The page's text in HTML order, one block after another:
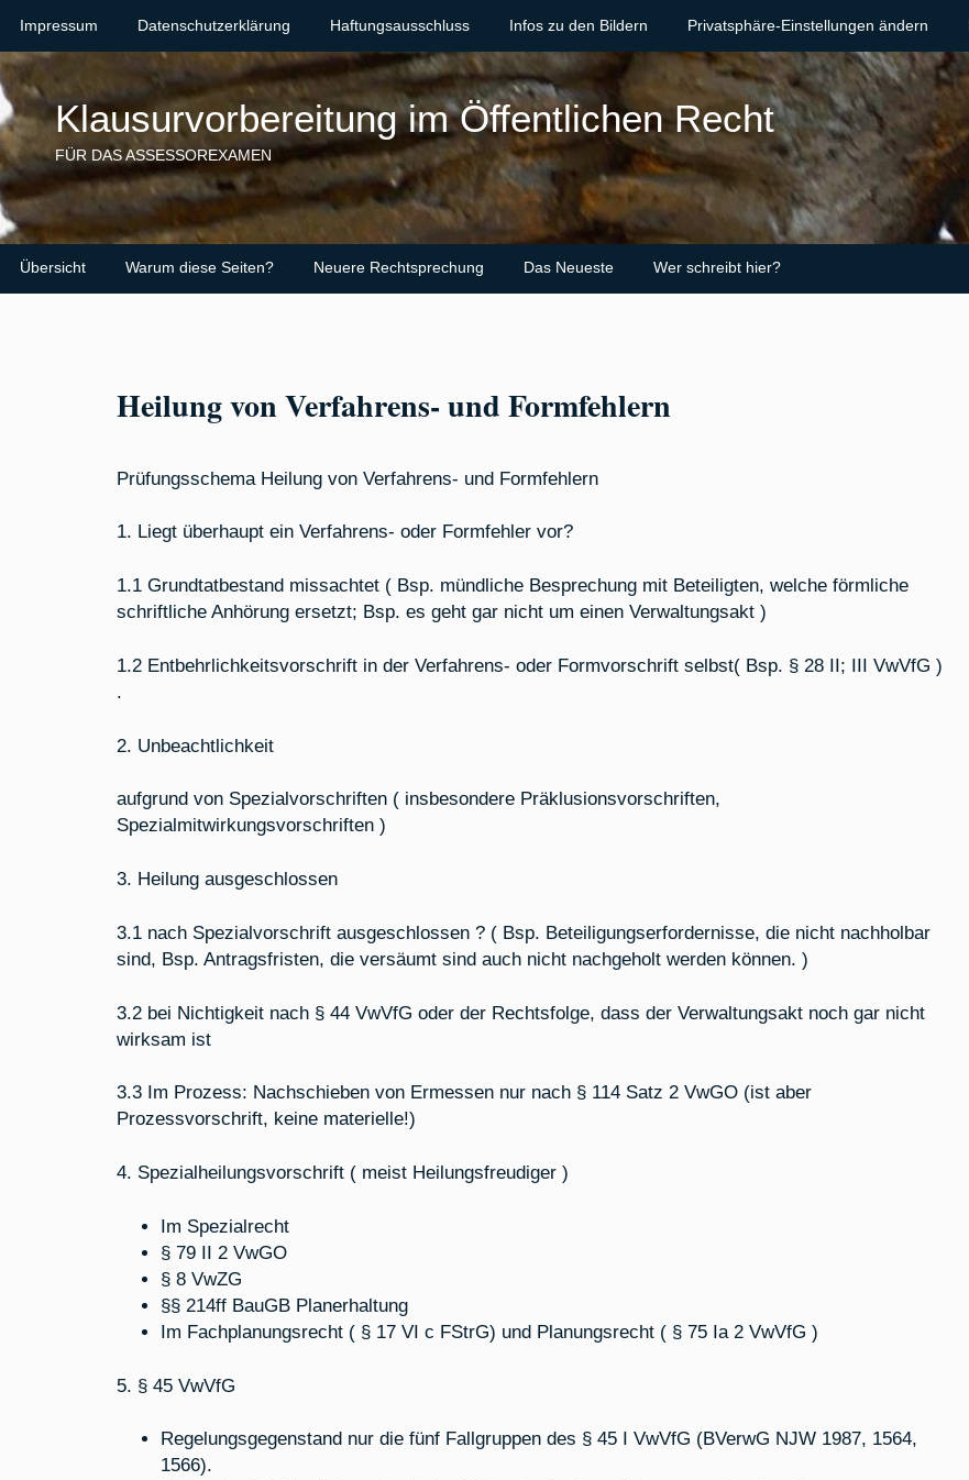
content
Impressum Datenschutzerklärung Haftungsausschluss Infos zu den Bildern Privatsphäre-Einstellungen ändern
Klausurvorbereitung im Öffentlichen Recht
FÜR DAS ASSESSOREXAMEN
Übersicht Warum diese Seiten? Neuere Rechtsprechung Das Neueste Wer schreibt hier?
Heilung von Verfahrens- und Formfehlern
Prüfungsschema Heilung von Verfahrens- und Formfehlern
1. Liegt überhaupt ein Verfahrens- oder Formfehler vor?
1.1 Grundtatbestand missachtet ( Bsp. mündliche Besprechung mit Beteiligten, welche förmliche
schriftliche Anhörung ersetzt; Bsp. es geht gar nicht um einen Verwaltungsakt )
1.2 Entbehrlichkeitsvorschrift in der Verfahrens- oder Formvorschrift selbst( Bsp. § 28 II; III VwVfG )
.
2. Unbeachtlichkeit
aufgrund von Spezialvorschriften ( insbesondere Präklusionsvorschriften,
Spezialmitwirkungsvorschriften )
3. Heilung ausgeschlossen
3.1 nach Spezialvorschrift ausgeschlossen ? ( Bsp. Beteiligungserfordernisse, die nicht nachholbar
sind, Bsp. Antragsfristen, die versäumt sind auch nicht nachgeholt werden können. )
3.2 bei Nichtigkeit nach § 44 VwVfG oder der Rechtsfolge, dass der Verwaltungsakt noch gar nicht
wirksam ist
3.3 Im Prozess: Nachschieben von Ermessen nur nach § 114 Satz 2 VwGO (ist aber
Prozessvorschrift, keine materielle!)
4. Spezialheilungsvorschrift ( meist Heilungsfreudiger )
Im Spezialrecht
§ 79 II 2 VwGO
§ 8 VwZG
§§ 214ff BauGB Planerhaltung
Im Fachplanungsrecht ( § 17 VI c FStrG) und Planungsrecht ( § 75 Ia 2 VwVfG )
5. § 45 VwVfG
Regelungsgegenstand nur die fünf Fallgruppen des § 45 I VwVfG (BVerwG NJW 1987, 1564,
1566).